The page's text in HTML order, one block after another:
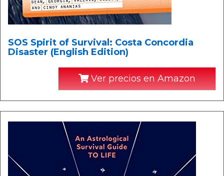
SOS Spirit of Survival: Costa Concordia
Disaster (English Edition)
Ver precios en Amazon